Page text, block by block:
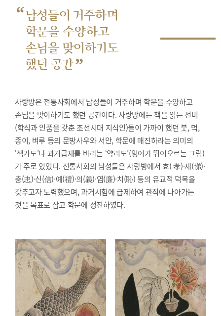
“남성들이 거주하며
학문을 수양하고
손님을 맞이하기도
했던 공간”
사랑방은 전통사회에서 남성들이 거주하며 학문을 수양하고
손님을 맞이하기도 했던 공간이다. 사랑방에는 책을 읽는 선비
(학식과 인품을 갖춘 조선시대 지식인)들이 가까이 했던 붓, 먹,
종이, 벼루 등의 문방사우와 서안, 학문에 매진하라는 의미의
‘책가도’나 과거급제를 바라는 ‘약리도’(잉어가 뛰어오르는 그림)
가 주로 있었다. 전통사회의 남성들은 사랑방에서 효( 孝)·제(悌)·
충(忠)·신(信)·예(禮)·의(義)·염(廉)·치(恥) 등의 유교적 덕목을
갖추고자 노력했으며, 과거시험에 급제하여 관직에 나아가는
것을 목표로 삼고 학문에 정진하였다.